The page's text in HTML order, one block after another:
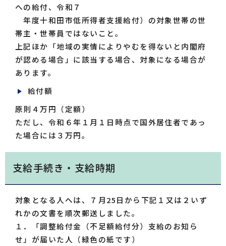
への給付、令和７
年度十和田市低所得者支援給付）の対象世帯の世
帯主・世帯員ではないこと。
上記ほか「地域の実情によりやむを得ないと内閣府
が認める場合」に該当する場合、対象になる場合が
あります。
給付額
原則４万円（定額）
ただし、令和６年１月１日時点で国外居住者であっ
た場合には３万円。
支給手続き・支給時期
対象となる人へは、７月25日から下記１又は２いず
れかの文書を順次郵送しました。
１．「調整給付金（不足額給付分）支給のお知ら
せ」が届いた人（緑色の紙です）